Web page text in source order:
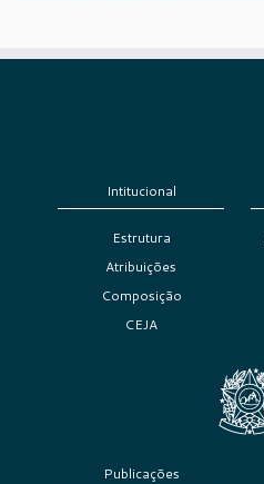
Intitucional
Estrutura
Atribuições
Composição
CEJA
Publicações